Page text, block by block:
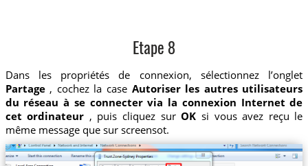
Etape 8
Dans les propriétés de connexion, sélectionnez l’onglet
Partage, cochez la case Autoriser les autres utilisateurs
du réseau à se connecter via la connexion Internet de
cet ordinateur , puis cliquez surOK si vous avez reçu le
même message que sur screensot.